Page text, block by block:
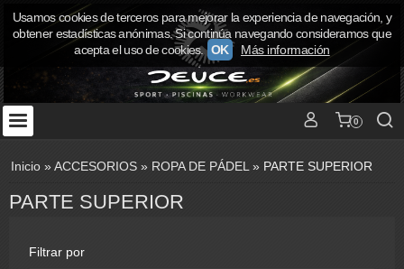
0
Inicio »ACCESORIOS » ROPA DE PÁDEL» PARTE SUPERIOR
PARTE SUPERIOR
Filtrar por
Usamos cookies de terceros para mejorar la experiencia de navegación, y
obtener estadísticas anónimas. Si continúa navegando consideramos que
acepta el uso de cookies. OK Más información